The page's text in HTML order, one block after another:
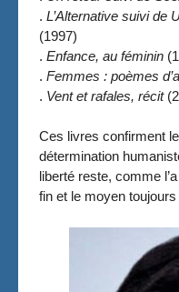
. L’Alternative suivi de
(1997)
. Enfance, au féminin
. Femmes : poèmes
. Vent et rafales, récit
Ces livres confirment
détermination
liberté reste, comme
fin et le moyen